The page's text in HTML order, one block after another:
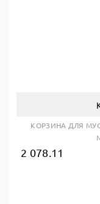
КОРЗИНА ДЛЯ
2 078.11